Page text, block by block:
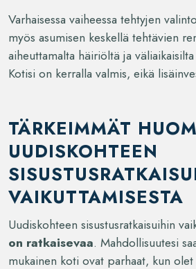
Varhaisessa vaiheessa tehtyjen
myös asumisen keskellä tehtävien
aiheuttamalta häiriöltä ja
Kotisi on kerralla valmis, eikä
TÄRKEIMMÄT
UUDISKOHTEEN
VAIKUTTAMISESTA
Uudiskohteen sisustusratkaisuihin
on ratkaisevaa. Mahdollisuutesi
mukainen koti ovat parhaat, kun